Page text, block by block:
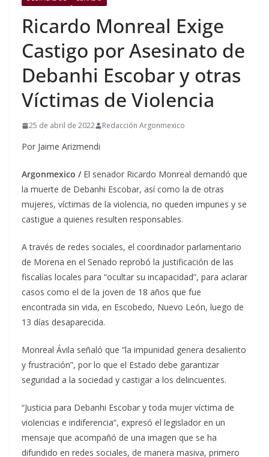
Ricardo Monreal Exige
Castigo por Asesinato de
Debanhi Escobar y otras
Víctimas de Violencia
25 de abril de 2022 Redacción Argonmexico
Por Jaime Arizmendi
Argonmexico / El senador Ricardo Monreal demandó que
la muerte de Debanhi Escobar, así como la de otras
mujeres, víctimas de la violencia, no queden impunes y se
castigue a quienes resulten responsables.
A través de redes sociales, el coordinador parlamentario
de Morena en el Senado reprobó la justificación de las
fiscalías locales para “ocultar su incapacidad”, para aclarar
casos como el de la joven de 18 años que fue
encontrada sin vida, en Escobedo, Nuevo León, luego de
13 días desaparecida.
Monreal Ávila señaló que “la impunidad genera desaliento
y frustración”, por lo que el Estado debe garantizar
seguridad a la sociedad y castigar a los delincuentes.
“Justicia para Debanhi Escobar y toda mujer víctima de
violencias e indiferencia”, expresó el legislador en un
mensaje que acompañó de una imagen que se ha
difundido en redes sociales, de manera masiva, primero